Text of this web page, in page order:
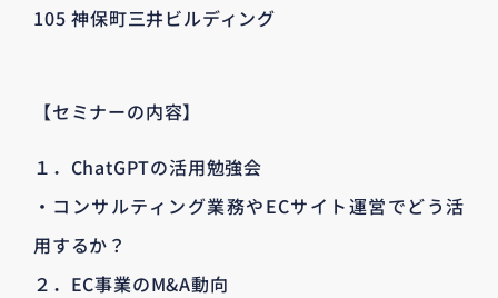
105 神保町三井ビルディング
【セミナーの内容】
１．ChatGPTの活用勉強会
・コンサルティング業務やECサイト運営でどう活
用するか？
２．EC事業のM&A動向